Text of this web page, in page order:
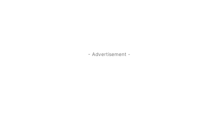
- Advertisement -